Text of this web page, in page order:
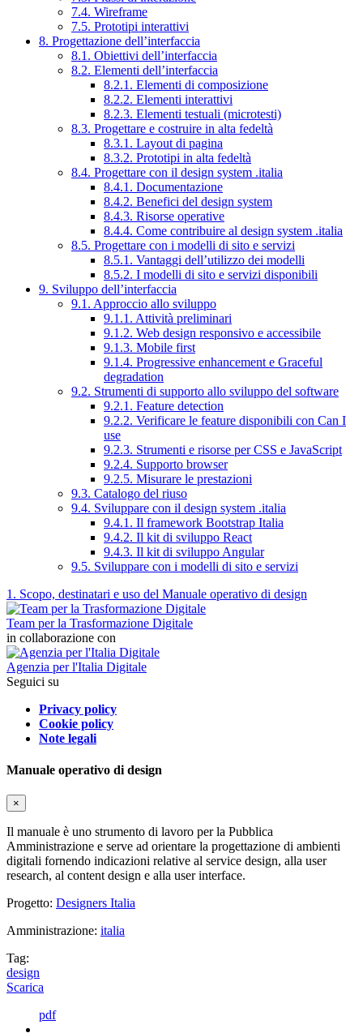
7.4. Wireframe
7.5. Prototipi interattivi
8. Progettazione dell’interfaccia
8.1. Obiettivi dell’interfaccia
8.2. Elementi dell’interfaccia
8.2.1. Elementi di composizione
8.2.2. Elementi interattivi
8.2.3. Elementi testuali (microtesti)
8.3. Progettare e costruire in alta fedeltà
8.3.1. Layout di pagina
8.3.2. Prototipi in alta fedeltà
8.4. Progettare con il design system .italia
8.4.1. Documentazione
8.4.2. Benefici del design system
8.4.3. Risorse operative
8.4.4. Come contribuire al design system .italia
8.5. Progettare con i modelli di sito e servizi
8.5.1. Vantaggi dell’utilizzo dei modelli
8.5.2. I modelli di sito e servizi disponibili
9. Sviluppo dell’interfaccia
9.1. Approccio allo sviluppo
9.1.1. Attività preliminari
9.1.2. Web design responsivo e accessibile
9.1.3. Mobile first
9.1.4. Progressive enhancement e Graceful
degradation
9.2. Strumenti di supporto allo sviluppo del software
9.2.1. Feature detection
9.2.2. Verificare le feature disponibili con Can I
use
9.2.3. Strumenti e risorse per CSS e JavaScript
9.2.4. Supporto browser
9.2.5. Misurare le prestazioni
9.3. Catalogo del riuso
9.4. Sviluppare con il design system .italia
9.4.1. Il framework Bootstrap Italia
9.4.2. Il kit di sviluppo React
9.4.3. Il kit di sviluppo Angular
9.5. Sviluppare con i modelli di sito e servizi
1. Scopo, destinatari e uso del Manuale operativo di design
Team per la Trasformazione Digitale
in collaborazione con
Agenzia per l'Italia Digitale
Seguici su
Privacy policy
Cookie policy
Note legali
Manuale operativo di design
×
Il manuale è uno strumento di lavoro per la Pubblica
Amministrazione e serve ad orientare la progettazione di ambienti
digitali fornendo indicazioni relative al service design, alla user
research, al content design e alla user interface.
Progetto: Designers Italia
Amministrazione: italia
Tag:
design
Scarica
pdf